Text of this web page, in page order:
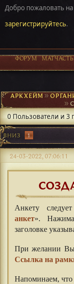
Добро пожаловать на
зарегистрируйтесь.
ФОРУМ МАТЧАСТЬ
АРКХЕЙМ►
►
0 Пользователи и 3
ВНИЗ 1
24-03-2022, 07:06:11
Анкету
анкет».
заголовке
При желании Вы
Ссылка на
Напоминаем,